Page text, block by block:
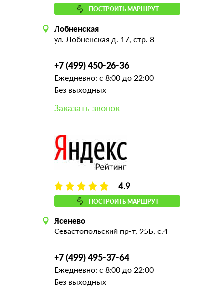
ПОСТРОИТЬ МАРШРУТ
Лобненская
ул. Лобненская д. 17, стр. 8
+7 (499) 450-26-36
Ежедневно: с 8:00 до 22:00
Без выходных
Заказать звонок
4.9
ПОСТРОИТЬ МАРШРУТ
Ясенево
Севастопольский пр-т, 95Б, с.4
+7 (499) 495-37-64
Ежедневно: с 8:00 до 22:00
Без выходных